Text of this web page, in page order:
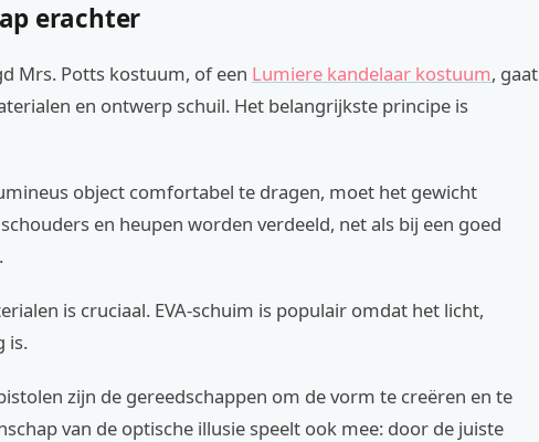
erachter
Mrs. Potts kostuum, of een Lumiere kandelaar kostuum, gaat
en ontwerp schuil. Het belangrijkste principe is
object comfortabel te dragen, moet het gewicht
en heupen worden verdeeld, net als bij een goed
is cruciaal. EVA-schuim is populair omdat het licht,
is.
zijn de gereedschappen om de vorm te creëren en te
van de optische illusie speelt ook mee: door de juiste